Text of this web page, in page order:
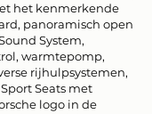
het kenmerkende
panoramisch open
System,
warmtepomp,
rijhulpsystemen,
Seats met
logo in de